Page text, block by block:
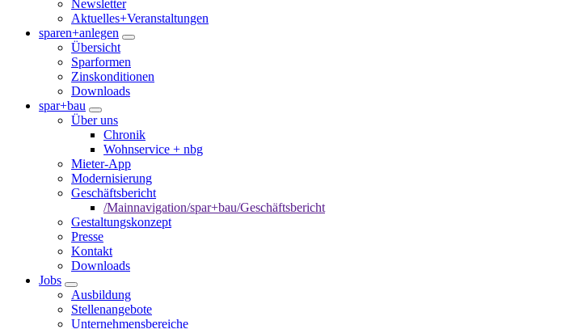
Newsletter
Aktuelles+Veranstaltungen
sparen+anlegen
Übersicht
Sparformen
Zinskonditionen
Downloads
spar+bau
Über uns
Chronik
Wohnservice + nbg
Mieter-App
Modernisierung
Geschäftsbericht
/Mainnavigation/spar+bau/Geschäftsbericht
Gestaltungskonzept
Presse
Kontakt
Downloads
Jobs
Ausbildung
Stellenangebote
Unternehmensbereiche